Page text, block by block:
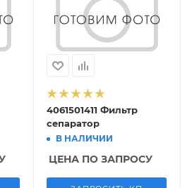
4061501411 Фильтр
сепаратор
В НАЛИЧИИ
ЦЕНА ПО ЗАПРОСУ